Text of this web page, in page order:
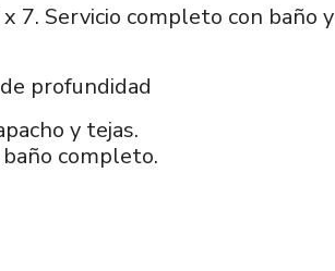
7. Servicio completo con baño y
profundidad
y tejas.
completo.